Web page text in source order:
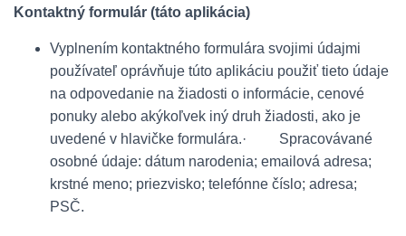
Kontaktný formulár (táto aplikácia)
Vyplnením kontaktného formulára svojimi údajmi
používateľ oprávňuje túto aplikáciu použiť tieto údaje
na odpovedanie na žiadosti o informácie, cenové
ponuky alebo akýkoľvek iný druh žiadosti, ako je
uvedené v hlavičke formulára.· Spracovávané
osobné údaje: dátum narodenia; emailová adresa;
krstné meno; priezvisko; telefónne číslo; adresa;
PSČ.